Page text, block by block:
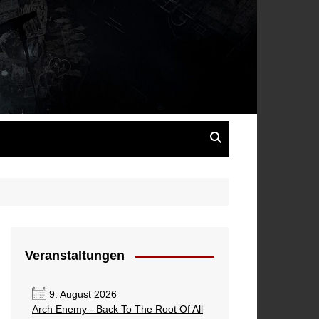
Veranstaltungen
9. August 2026
Arch Enemy - Back To The Root Of All